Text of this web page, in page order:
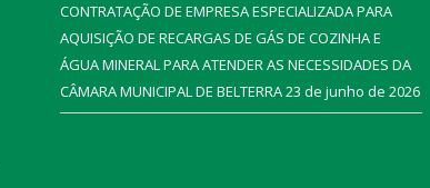
CONTRATAÇÃO DE EMPRESA ESPECIALIZADA PARA
AQUISIÇÃO DE RECARGAS DE GÁS DE COZINHA E
ÁGUA MINERAL PARA ATENDER AS NECESSIDADES DA
CÂMARA MUNICIPAL DE BELTERRA23 de junho de 2026